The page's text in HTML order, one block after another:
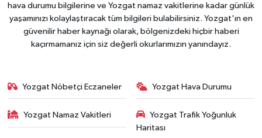
hava durumu bilgilerine ve Yozgat namaz vakitlerine kadar günlük
yaşamınızı kolaylaştıracak tüm bilgileri bulabilirsiniz. Yozgat'ın en
güvenilir haber kaynağı olarak, bölgenizdeki hiçbir haberi
kaçırmamanız için siz değerli okurlarımızın yanındayız.
Yozgat Nöbetçi Eczaneler Yozgat Hava Durumu
Yozgat Namaz Vakitleri
Yozgat Trafik Yoğunluk
Haritası